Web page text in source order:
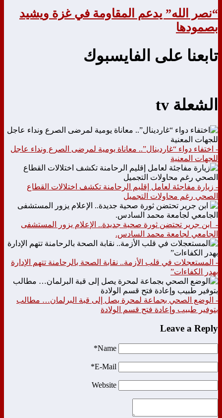
“نصر الله” يدعم المقاومة في غزة ويشيد
بصمودها
تابعنا على الفايسبوك
الشعلة tv
- اختفاء دواء “غاردينال”.. معاناة يومية لمرضى الصرع ونداء عاجل
للجهات المعنية
- زيارة مفاجئة لعامل إقليم الرحامنة تكشف اختلالات القطاع
الصحي رغم محاولات التجميل
- ابن جرير تحتضن ثورة صحية جديدة.. الإعلام يزور المستشفى
الجامعي لجامعة محمد السادس.
- المستعجلات في قلب الأزمة.. نقابة الصحة بالرحامنة تتهم الإدارة
بهدر الكفاءات”
- الوضع الصحي بجماعة لمحرة يصل إلى قبة البرلمان… مطالب
بتوفير طبيب وإعادة فتح قسم الولادة
Leave a Reply
Name*
E-Mail*
Website